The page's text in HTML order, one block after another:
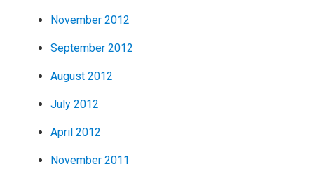
November 2012
September 2012
August 2012
July 2012
April 2012
November 2011